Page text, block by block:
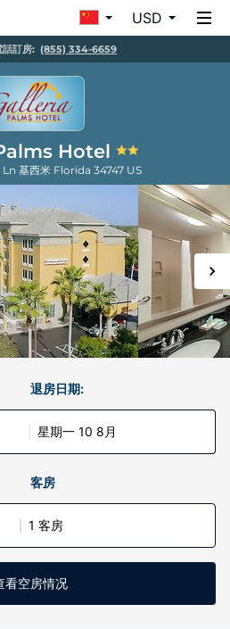
USD
話訂房: (855) 334-6659
Hotel
基西米 Florida 34747 US
退房日期:
星期一 10 8月
客房
1 客房
看空房情况